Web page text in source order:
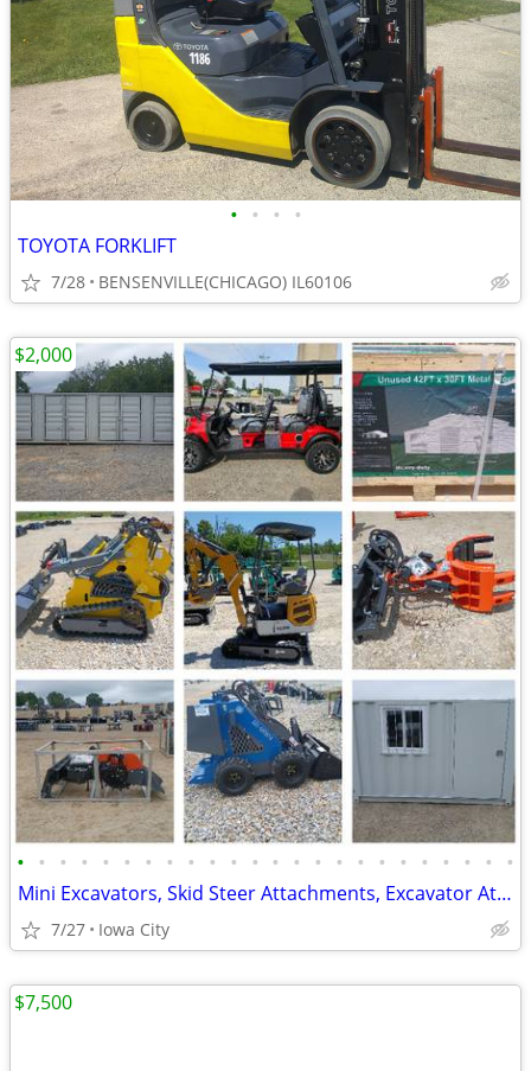
• • • •
TOYOTA FORKLIFT
7/28 BENSENVILLE(CHICAGO) IL60106
• • • • • • • • • • • • • • • • • • • • • • • •
Mini Excavators, Skid Steer Attachments, Excavator Attachments
7/27 Iowa City
$2,000
$7,500